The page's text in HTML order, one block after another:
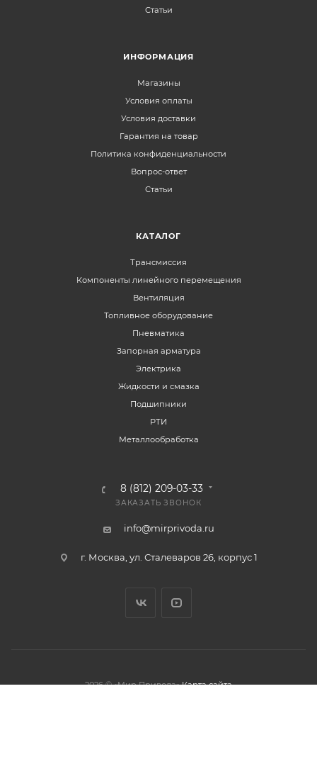
Статьи
ИНФОРМАЦИЯ
Магазины
Условия оплаты
Условия доставки
Гарантия на товар
Политика конфиденциальности
Вопрос-ответ
Статьи
КАТАЛОГ
Трансмиссия
Компоненты линейного перемещения
Вентиляция
Топливное оборудование
Пневматика
Запорная арматура
Электрика
Жидкости и смазка
Подшипники
РТИ
Металлообработка
8 (812) 209-03-33
ЗАКАЗАТЬ ЗВОНОК
info@mirprivoda.ru
г. Москва, ул. Сталеваров 26, корпус 1
2026 © «Мир Привода» Карта сайта